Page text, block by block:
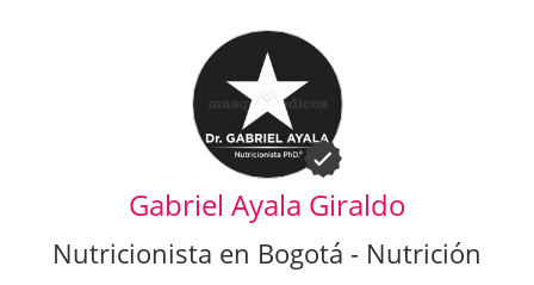
Gabriel Ayala Giraldo
Nutricionista en Bogotá - Nutrición